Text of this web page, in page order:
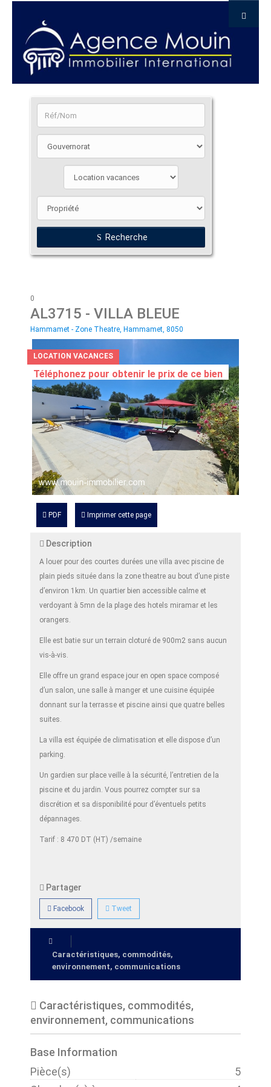
Recherche
0
AL3715 - VILLA BLEUE
Hammamet - Zone Theatre, Hammamet, 8050
LOCATION VACANCES
Téléphonez pour obtenir le prix de ce bien
PDF Imprimer cette page
Description
A louer pour des courtes durées une villa avec piscine de
plain pieds située dans la zone theatre au bout d’une piste
d’environ 1km. Un quartier bien accessible calme et
verdoyant à 5mn de la plage des hotels miramar et les
orangers.
Elle est batie sur un terrain cloturé de 900m2 sans aucun
vis-à-vis.
Elle offre un grand espace jour en open space composé
d’un salon, une salle à manger et une cuisine équipée
donnant sur la terrasse et piscine ainsi que quatre belles
suites.
La villa est équipée de climatisation et elle dispose d’un
parking.
Un gardien sur place veille à la sécurité, l’entretien de la
piscine et du jardin. Vous pourrez compter sur sa
discrétion et sa disponibilité pour d’éventuels petits
dépannages.
Tarif : 8 470 DT (HT) /semaine
Partager
Facebook Tweet
Caractéristiques, commodités,
environnement, communications
Caractéristiques, commodités,
environnement, communications
Base Information
Pièce(s)
5